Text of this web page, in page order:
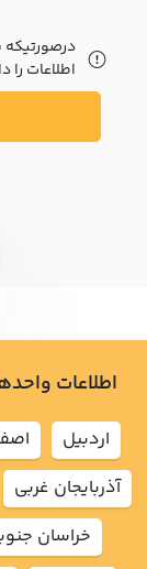
اطلاعات را
اطلاعات
اردبيل
آذربايجان غربي
خراسان